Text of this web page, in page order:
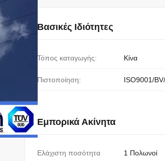
Βασικές Ιδιότητες
Τόπος καταγωγής: Κίνα
Πιστοποίηση: ISO9001/BV/
Εμπορικά Ακίνητα
Ελάχιστη ποσότητα
1 Πολωνοί